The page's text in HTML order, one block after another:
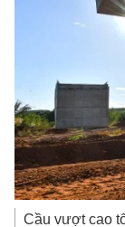
Cầu vượt cao